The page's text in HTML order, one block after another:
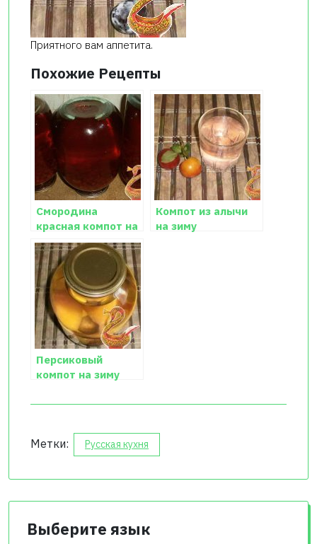
Приятного вам аппетита.
Похожие Рецепты
Смородина
красная компот на
зиму
Компот из алычи
на зиму
Персиковый
компот на зиму
Метки: Русская кухня
Выберите язык